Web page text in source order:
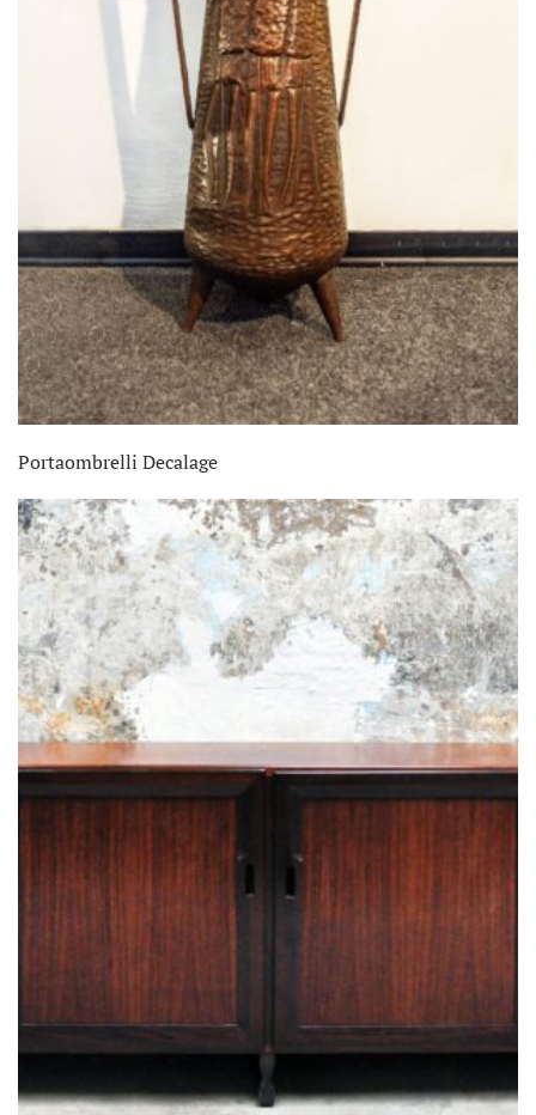
Portaombrelli Decalage